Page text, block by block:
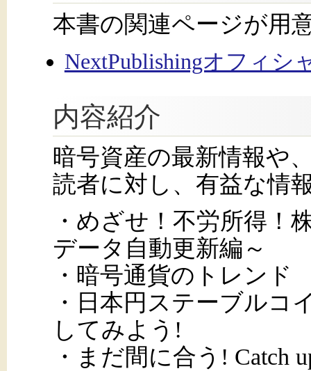
本書の関連ページが用
NextPublishingオフィシ
内容紹介
暗号資産の最新情報や
読者に対し、有益な情
・めざせ！不労所得！
データ自動更新編～
・暗号通貨のトレンド
・日本円ステーブルコ
してみよう!
・まだ間に合う! Catch